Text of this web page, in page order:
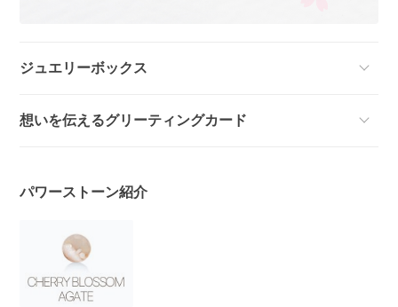
ジュエリーボックス
想いを伝えるグリーティングカード
パワーストーン紹介